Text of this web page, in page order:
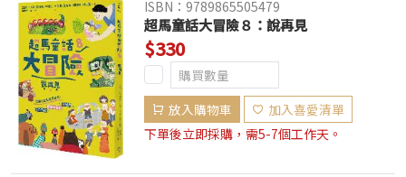
ISBN：9789865505479
超馬童話大冒險８：說再見
$330
放入購物車
加入喜愛清單
下單後立即採購，需5-7個工作天。